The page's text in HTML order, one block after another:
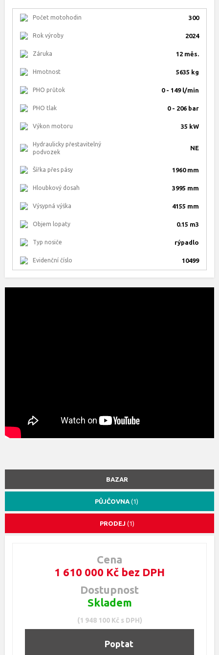
Počet motohodin 300
Rok výroby 2024
Záruka 12 měs.
Hmotnost 5635 kg
PHO průtok 0 - 149 l/min
PHO tlak 0 - 206 bar
Výkon motoru 35 kW
Hydraulicky přestavitelný
podvozek
NE
Šířka přes pásy 1960 mm
Hloubkový dosah 3995 mm
Výsypná výška 4155 mm
Objem lopaty 0.15 m3
Typ nosiče rýpadlo
Evidenční číslo 10499
BAZAR
PŮJČOVNA (1)
PRODEJ (1)
Cena
1 610 000 Kč bez DPH
Dostupnost
Skladem
(1 948 100 Kč s DPH)
Poptat